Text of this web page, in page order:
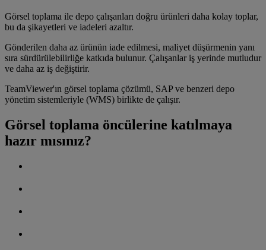
Görsel toplama ile depo çalışanları doğru ürünleri daha kolay toplar,
bu da şikayetleri ve iadeleri azaltır.
Gönderilen daha az ürünün iade edilmesi, maliyet düşürmenin yanı
sıra sürdürülebilirliğe katkıda bulunur. Çalışanlar iş yerinde mutludur
ve daha az iş değiştirir.
TeamViewer'ın görsel toplama çözümü, SAP ve benzeri depo
yönetim sistemleriyle (WMS) birlikte de çalışır.
Görsel toplama öncülerine katılmaya
hazır mısınız?